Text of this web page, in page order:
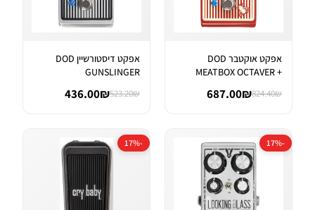
אפקט אוקטבר DOD
MEATBOX OCTAVER +
824.40₪
687.00₪
אפקט דיסטורשיין DOD
GUNSLINGER
523.20₪
436.00₪
-17%
-17%